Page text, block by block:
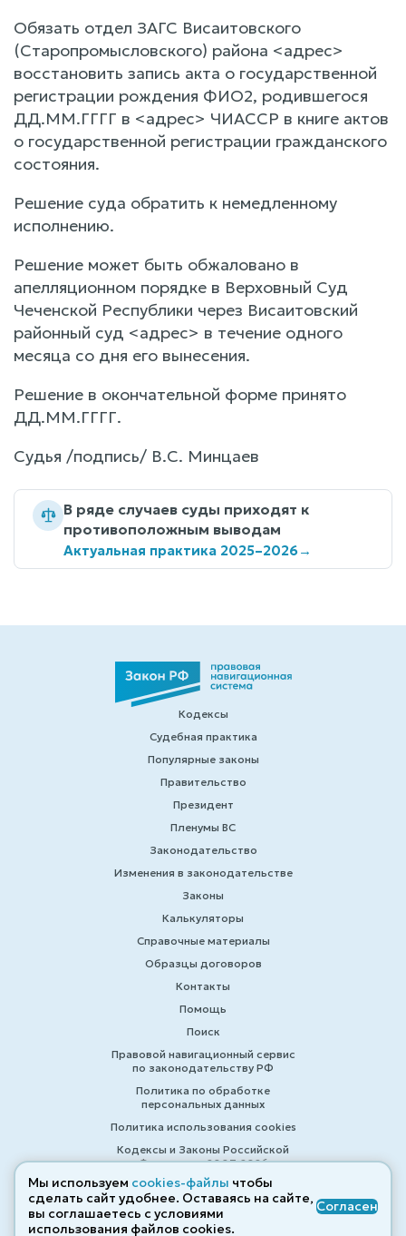
Обязать отдел ЗАГС Висаитовского
(Старопромысловского) района <адрес>
восстановить запись акта о государственной
регистрации рождения ФИО2, родившегося
ДД.ММ.ГГГГ в <адрес> ЧИАССР в книге актов
о государственной регистрации гражданского
состояния.
Решение суда обратить к немедленному
исполнению.
Решение может быть обжаловано в
апелляционном порядке в Верховный Суд
Чеченской Республики через Висаитовский
районный суд <адрес> в течение одного
месяца со дня его вынесения.
Решение в окончательной форме принято
ДД.ММ.ГГГГ.
Судья /подпись/ В.С. Минцаев
В ряде случаев суды приходят к
противоположным выводам
Актуальная практика 2025–2026→
Кодексы
Судебная практика
Популярные законы
Правительство
Президент
Пленумы ВС
Законодательство
Изменения в законодательстве
Законы
Калькуляторы
Справочные материалы
Образцы договоров
Контакты
Помощь
Поиск
Правовой навигационный сервис
по законодательству РФ
Политика по обработке
персональных данных
Политика использования cookies
Кодексы и Законы Российской
Федерации 2007-2026
© ZAKONRF.INFO
Мы используем cookies-файлы чтобы
сделать сайт удобнее. Оставаясь на сайте,
вы соглашаетесь с условиями
использования файлов cооkies.
Согласен